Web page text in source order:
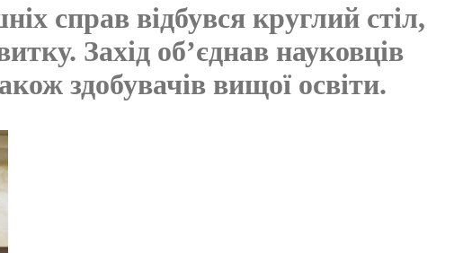
справ відбувся круглий стіл,
Захід об’єднав науковців
здобувачів вищої освіти.